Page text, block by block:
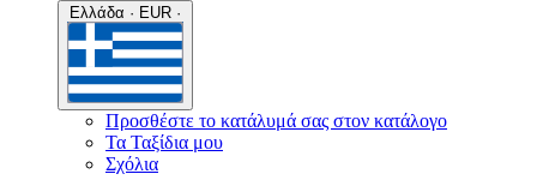
Προσθέστε το κατάλυμά σας στον κατάλογο
Τα Ταξίδια μου
Σχόλια